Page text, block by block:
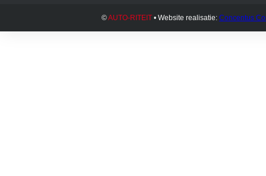
©AUTO-RITEIT • Website realisatie: Concentus